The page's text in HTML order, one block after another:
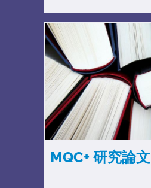
MQC+ 研究論文